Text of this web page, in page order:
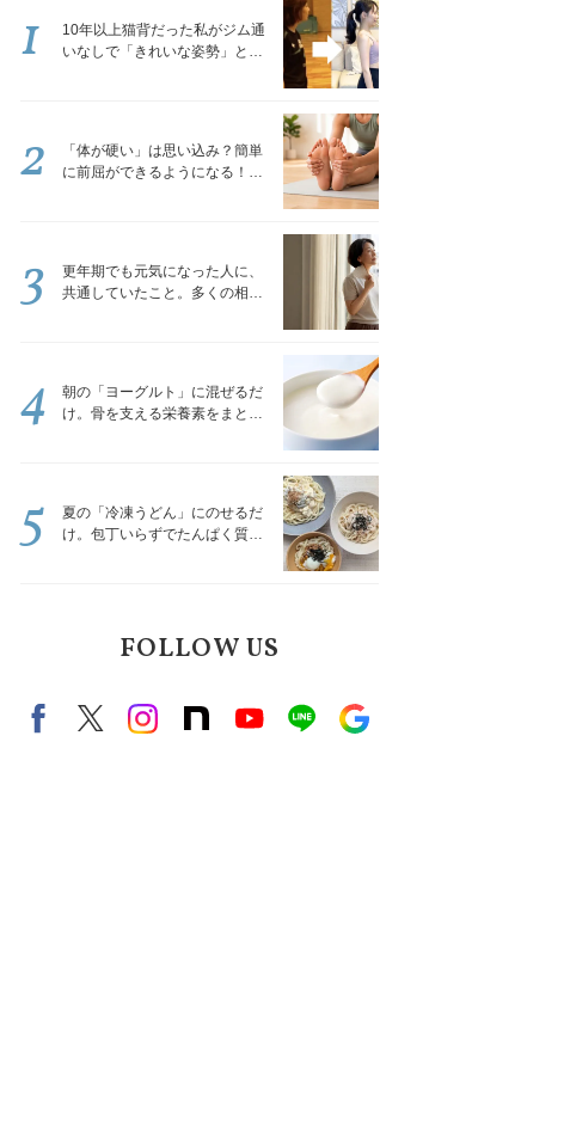
10年以上猫背だった私がジム通
いなしで「きれいな姿勢」と褒
1
「体が硬い」は思い込み？簡単
に前屈ができるようになる！腿
2
更年期でも元気になった人に、
共通していたこと。多くの相談
3
朝の「ヨーグルト」に混ぜるだ
け。骨を支える栄養素をまとめ
4
夏の「冷凍うどん」にのせるだ
け。包丁いらずでたんぱく質を
5
FOLLOW US
FacebookX（旧twitter）
instagram
note Youtubeline